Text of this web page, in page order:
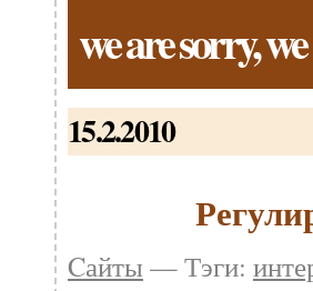
we are sorry,
15.2.2010
Cайты — Тэги: